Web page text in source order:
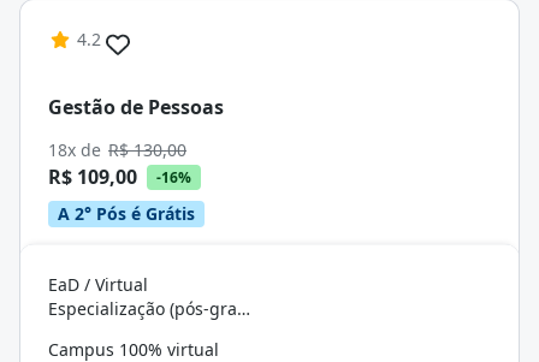
4.2
Gestão de Pessoas
18x de R$ 130,00
R$ 109,00 -16%
A 2° Pós é Grátis
EaD / Virtual
Especialização (pós-graduação)
Campus 100% virtual